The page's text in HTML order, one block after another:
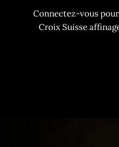
Connectez-vous
Croix Suisse